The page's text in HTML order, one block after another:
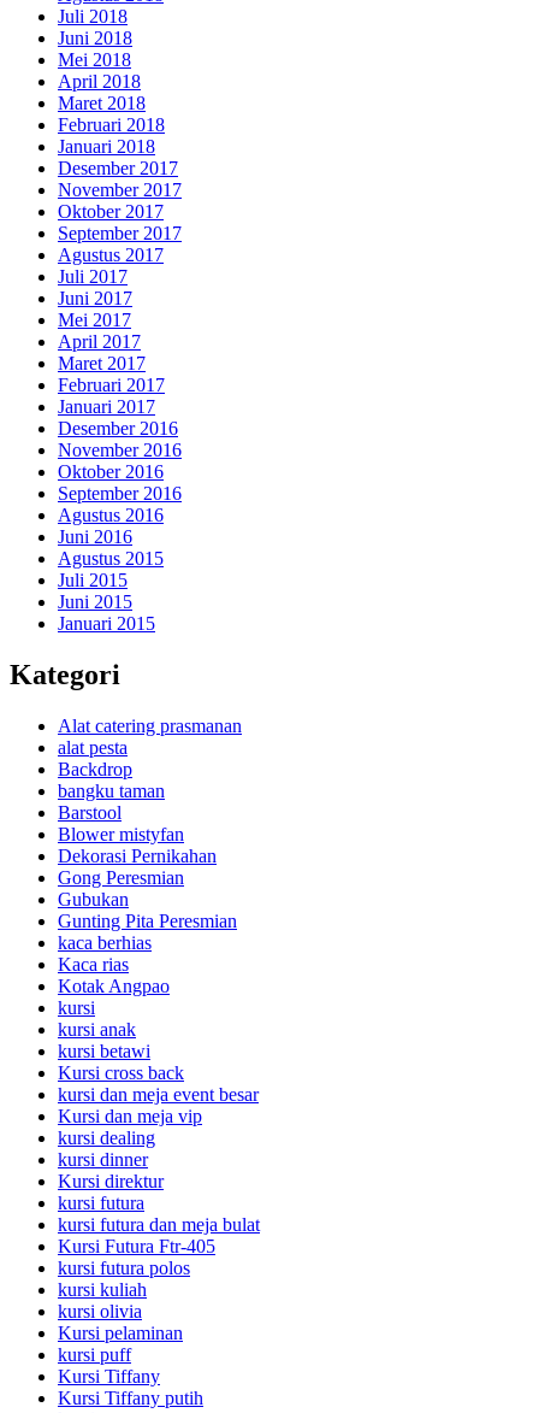
Juli 2018
Juni 2018
Mei 2018
April 2018
Maret 2018
Februari 2018
Januari 2018
Desember 2017
November 2017
Oktober 2017
September 2017
Agustus 2017
Juli 2017
Juni 2017
Mei 2017
April 2017
Maret 2017
Februari 2017
Januari 2017
Desember 2016
November 2016
Oktober 2016
September 2016
Agustus 2016
Juni 2016
Agustus 2015
Juli 2015
Juni 2015
Januari 2015
Kategori
Alat catering prasmanan
alat pesta
Backdrop
bangku taman
Barstool
Blower mistyfan
Dekorasi Pernikahan
Gong Peresmian
Gubukan
Gunting Pita Peresmian
kaca berhias
Kaca rias
Kotak Angpao
kursi
kursi anak
kursi betawi
Kursi cross back
kursi dan meja event besar
Kursi dan meja vip
kursi dealing
kursi dinner
Kursi direktur
kursi futura
kursi futura dan meja bulat
Kursi Futura Ftr-405
kursi futura polos
kursi kuliah
kursi olivia
Kursi pelaminan
kursi puff
Kursi Tiffany
Kursi Tiffany putih